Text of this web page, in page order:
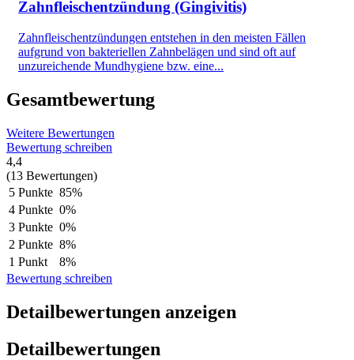
Zahnfleischentzündung (Gingivitis)
Zahnfleischentzündungen entstehen in den meisten Fällen
aufgrund von bakteriellen Zahnbelägen und sind oft auf
unzureichende Mundhygiene bzw. eine...
Gesamtbewertung
Weitere Bewertungen
Bewertung schreiben
4,4
(13 Bewertungen)
5 Punkte 85%
4 Punkte 0%
3 Punkte 0%
2 Punkte 8%
1 Punkt
8%
Bewertung schreiben
Detailbewertungen anzeigen
Detailbewertungen